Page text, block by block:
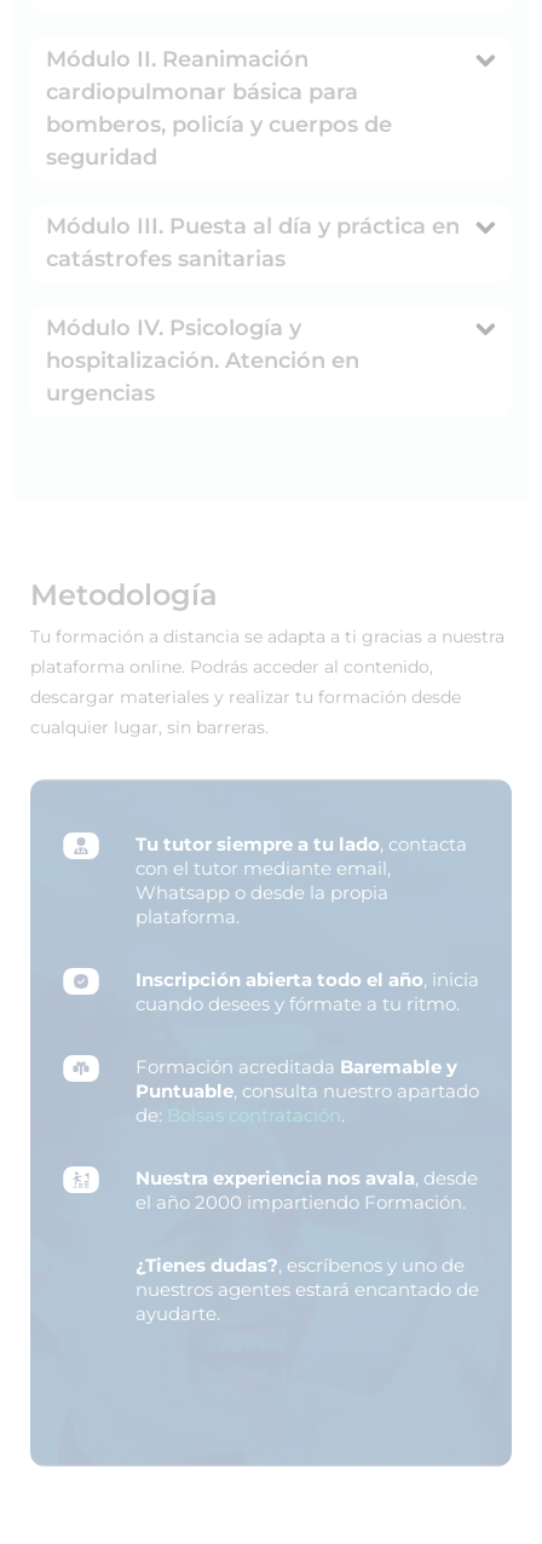
Módulo II. Reanimación
cardiopulmonar básica para
bomberos, policía y cuerpos de
seguridad
Módulo III. Puesta al día y práctica en
catástrofes sanitarias
Módulo IV. Psicología y
hospitalización. Atención en
urgencias
Metodología
Tu formación a distancia se adapta a ti gracias a nuestra
plataforma online. Podrás acceder al contenido,
descargar materiales y realizar tu formación desde
cualquier lugar, sin barreras.
Tu tutor siempre a tu lado, contacta
con el tutor mediante email,
Whatsapp o desde la propia
plataforma.
Inscripción abierta todo el año, inicia
cuando desees y fórmate a tu ritmo.
Formación acreditada Baremable y
Puntuable, consulta nuestro apartado
de: Bolsas contratación.
Nuestra experiencia nos avala, desde
el año 2000 impartiendo Formación.
¿Tienes dudas?, escríbenos y uno de
nuestros agentes estará encantado de
ayudarte.